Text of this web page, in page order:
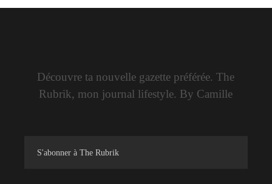
Découvre ta nouvelle gazette préférée. The
Rubrik, mon journal lifestyle. By Camille